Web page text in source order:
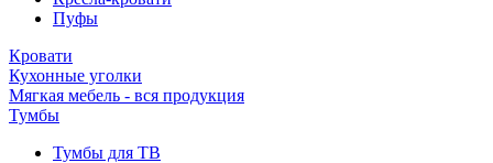
Пуфы
Кровати
Кухонные уголки
Мягкая мебель - вся продукция
Тумбы
Тумбы для ТВ